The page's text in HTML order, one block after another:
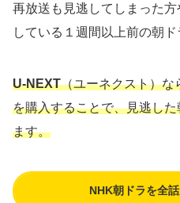
再放送も見逃してしまった
している１週間以上前の朝
U-NEXT（ユーネクスト）な
を購入することで、見逃し
ます。
NHK朝ドラを全